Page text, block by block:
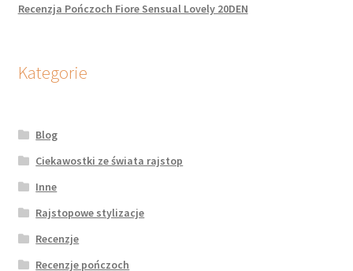
Recenzja Pończoch Fiore Sensual Lovely 20DEN
Kategorie
Blog
Ciekawostki ze świata rajstop
Inne
Rajstopowe stylizacje
Recenzje
Recenzje pończoch